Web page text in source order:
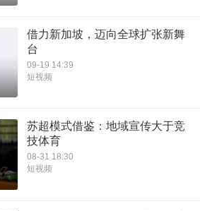
借力新加坡，迈向全球扩张新舞
台
09-19 14:39
短视频
苏超模式借鉴：地域宣传大于竞
技体育
08-31 18:30
短视频